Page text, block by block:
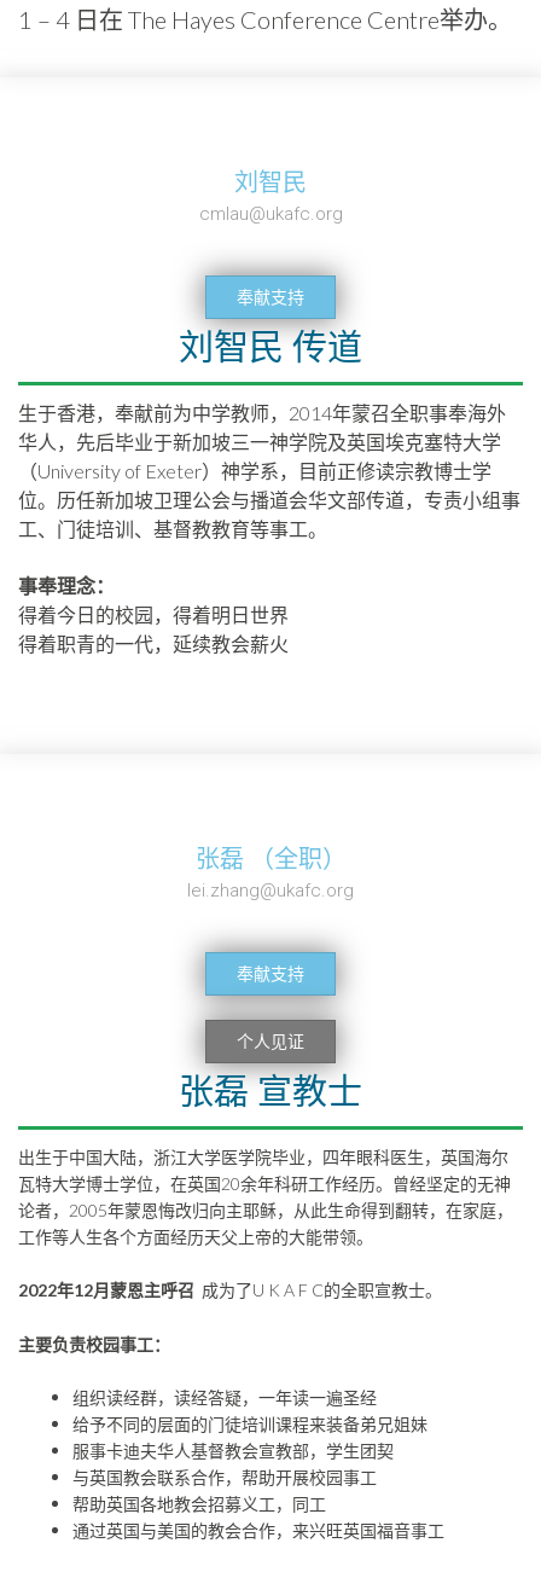
1 – 4 日在 The Hayes Conference Centre举办。
刘智民
cmlau@ukafc.org
奉献支持
刘智民 传道
生于香港，奉献前为中学教师，2014年蒙召全职事奉海外
华人，先后毕业于新加坡三一神学院及英国埃克塞特大学
（University of Exeter）神学系，目前正修读宗教博士学
位。历任新加坡卫理公会与播道会华文部传道，专责小组事
工、门徒培训、基督教教育等事工。
事奉理念：
得着今日的校园，得着明日世界
得着职青的一代，延续教会薪火
张磊 （全职）
lei.zhang@ukafc.org
奉献支持
个人见证
张磊 宣教士
出生于中国大陆，浙江大学医学院毕业，四年眼科医生，英国海尔
瓦特大学博士学位，在英国20余年科研工作经历。曾经坚定的无神
论者，2005年蒙恩悔改归向主耶稣，从此生命得到翻转，在家庭，
工作等人生各个方面经历天父上帝的大能带领。
2022年12月蒙恩主呼召 成为了U K A F C的全职宣教士。
主要负责校园事工：
组织读经群，读经答疑，一年读一遍圣经
给予不同的层面的门徒培训课程来装备弟兄姐妹
服事卡迪夫华人基督教会宣教部，学生团契
与英国教会联系合作，帮助开展校园事工
帮助英国各地教会招募义工，同工
通过英国与美国的教会合作，来兴旺英国福音事工